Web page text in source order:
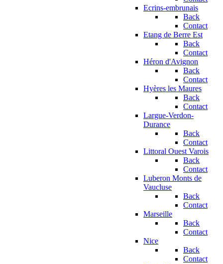
Ecrins-embrunais
Back
Contact
Etang de Berre Est
Back
Contact
Héron d'Avignon
Back
Contact
Hyères les Maures
Back
Contact
Largue-Verdon-
Durance
Back
Contact
Littoral Ouest Varois
Back
Contact
Luberon Monts de
Vaucluse
Back
Contact
Marseille
Back
Contact
Nice
Back
Contact